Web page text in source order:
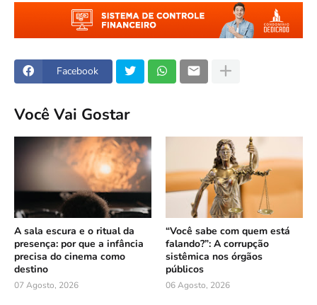
Facebook
Você Vai Gostar
A sala escura e o ritual da
presença: por que a infância
precisa do cinema como
destino
07 Agosto, 2026
“Você sabe com quem está
falando?”: A corrupção
sistêmica nos órgãos
públicos
06 Agosto, 2026